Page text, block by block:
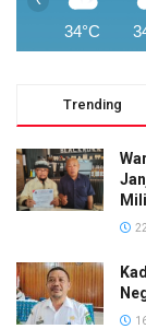
34°C
Trending